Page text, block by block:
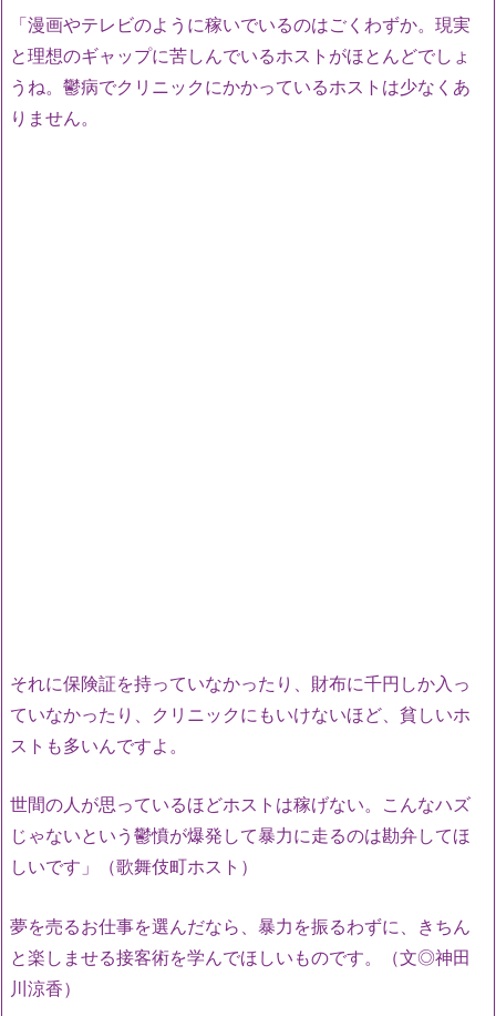
「漫画やテレビのように稼いでいるのはごくわずか。現実
と理想のギャップに苦しんでいるホストがほとんどでしょ
うね。鬱病でクリニックにかかっているホストは少なくあ
りません。
それに保険証を持っていなかったり、財布に千円しか入っ
ていなかったり、クリニックにもいけないほど、貧しいホ
ストも多いんですよ。
世間の人が思っているほどホストは稼げない。こんなハズ
じゃないという鬱憤が爆発して暴力に走るのは勘弁してほ
しいです」（歌舞伎町ホスト）
夢を売るお仕事を選んだなら、暴力を振るわずに、きちん
と楽しませる接客術を学んでほしいものです。（文◎神田
川涼香）